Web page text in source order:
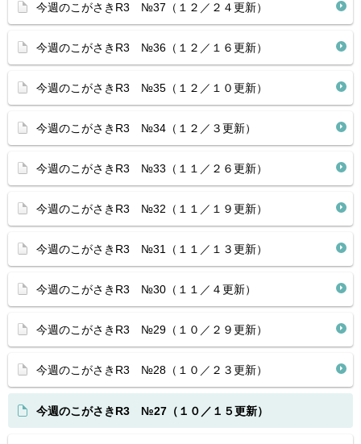
今週のこがさきR3 №37（１２／２４更新）
今週のこがさきR3 №36（１２／１６更新）
今週のこがさきR3 №35（１２／１０更新）
今週のこがさきR3 №34（１２／３更新）
今週のこがさきR3 №33（１１／２６更新）
今週のこがさきR3 №32（１１／１９更新）
今週のこがさきR3 №31（１１／１３更新）
今週のこがさきR3 №30（１１／４更新）
今週のこがさきR3 №29（１０／２９更新）
今週のこがさきR3 №28（１０／２３更新）
今週のこがさきR3 №27（１０／１５更新）